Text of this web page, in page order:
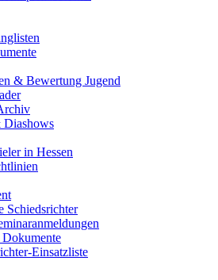
& Bewertung Jugend
in Hessen
Schiedsrichter
Einsatzliste